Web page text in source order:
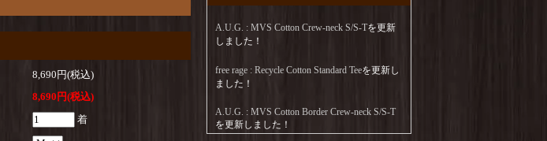
8,690円(税込)
8,690円(税込)
着
A.U.G. : MVS Cotton Crew-neck S/S-Tを更新
しました！
free rage : Recycle Cotton Standard Teeを更新し
ました！
A.U.G. : MVS Cotton Border Crew-neck S/S-T
を更新しました！